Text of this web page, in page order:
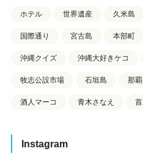
ホテル 世界遺産 久米島
国際通り 宮古島 本部町
沖縄クイズ 沖縄大好きケコ
牧志公設市場 石垣島 那
酒人マーコ 青木さなえ
Instagram